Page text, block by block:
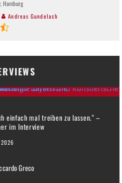
Hamburg
Andreas Gundelach
einfach mal treiben zu lassen." –
im Interview
Greco